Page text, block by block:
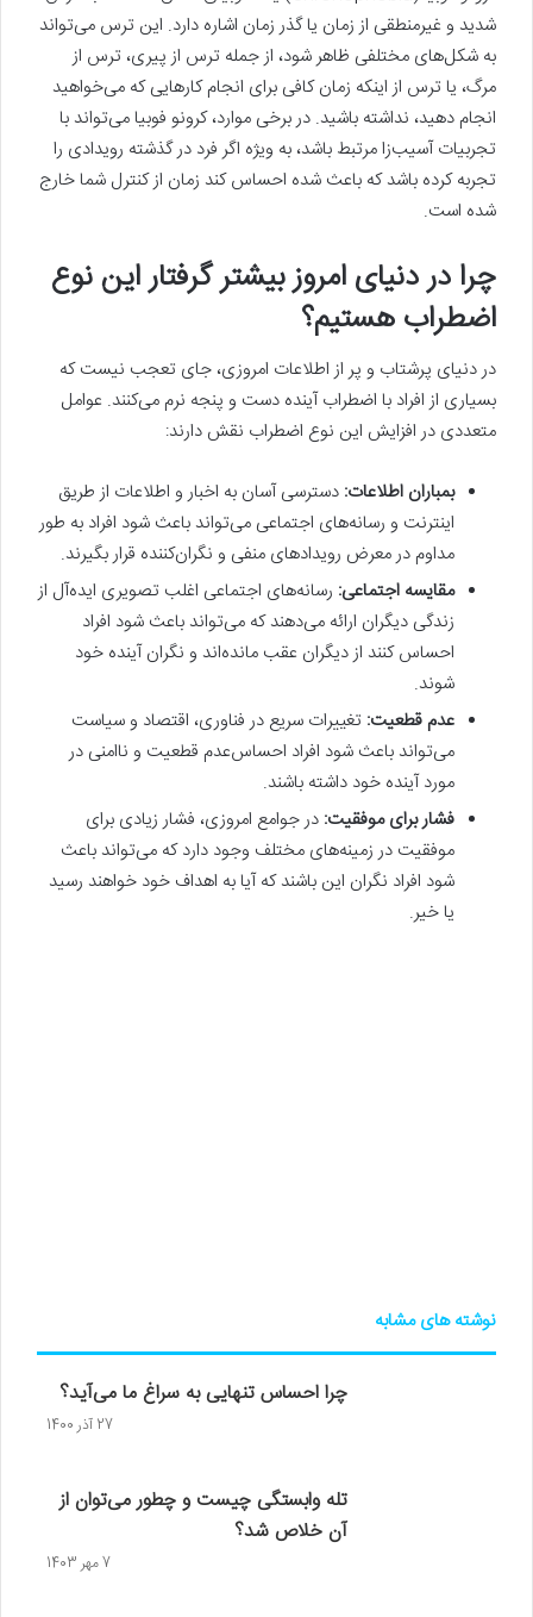
شدید و غیرمنطقی از زمان یا گذر زمان اشاره دارد. این ترس می‌تواند
به شکل‌های مختلفی ظاهر شود، از جمله ترس از پیری، ترس از
مرگ، یا ترس از اینکه زمان کافی برای انجام کارهایی که می‌خواهید
انجام دهید، نداشته باشید. در برخی موارد، کرونو فوبیا می‌تواند با
تجربیات آسیب‌زا مرتبط باشد، به ویژه اگر فرد در گذشته رویدادی را
تجربه کرده باشد که باعث شده احساس کند زمان از کنترل شما خارج
شده است.
چرا در دنیای امروز بیشتر گرفتار این نوع
اضطراب هستیم؟
در دنیای پرشتاب و پر از اطلاعات امروزی، جای تعجب نیست که
بسیاری از افراد با اضطراب آینده دست و پنجه نرم می‌کنند. عوامل
متعددی در افزایش این نوع اضطراب نقش دارند:
بمباران اطلاعات: دسترسی آسان به اخبار و اطلاعات از طریق
اینترنت و رسانه‌های اجتماعی می‌تواند باعث شود افراد به طور
مداوم در معرض رویدادهای منفی و نگران‌کننده قرار بگیرند.
مقایسه اجتماعی: رسانه‌های اجتماعی اغلب تصویری ایده‌آل از
زندگی دیگران ارائه می‌دهند که می‌تواند باعث شود افراد
احساس کنند از دیگران عقب مانده‌اند و نگران آینده خود
شوند.
عدم قطعیت: تغییرات سریع در فناوری، اقتصاد و سیاست
می‌تواند باعث شود افراد احساس‌عدم قطعیت و ناامنی در
مورد آینده خود داشته باشند.
فشار برای موفقیت: در جوامع امروزی، فشار زیادی برای
موفقیت در زمینه‌های مختلف وجود دارد که می‌تواند باعث
شود افراد نگران این باشند که آیا به اهداف خود خواهند رسید
یا خیر.
نوشته های مشابه
چرا احساس تنهایی به سراغ ما می‌آید؟
27 آذر 1400
تله وابستگی چیست و چطور می‌توان از
آن خلاص شد؟
7 مهر 1403